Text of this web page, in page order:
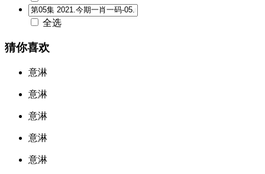
全选
猜你喜欢
意淋
意淋
意淋
意淋
意淋